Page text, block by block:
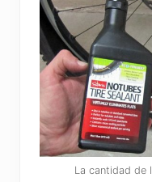
La cantidad de